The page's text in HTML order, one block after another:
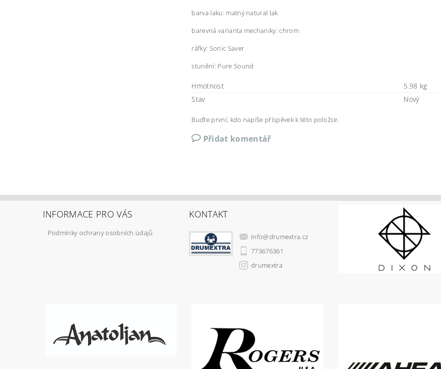
barva laku: matný natural lak
barevná varianta mechaniky: chrom
ráfky: Sonic Saver
stunění: Pure Sound
Hmotnost
5.98 kg
Stav
Nový
Buďte první, kdo napíše příspěvek k této položce.
Přidat komentář
INFORMACE PRO VÁS
Podmínky ochrany osobních údajů
KONTAKT
info@drumextra.cz
773676361
drumextra